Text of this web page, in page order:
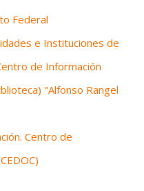
Federal
e Instituciones de
de Información
"Alfonso Rangel
Centro de